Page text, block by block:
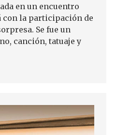
en un encuentro
con la participación de
Se fue un
canción, tatuaje y